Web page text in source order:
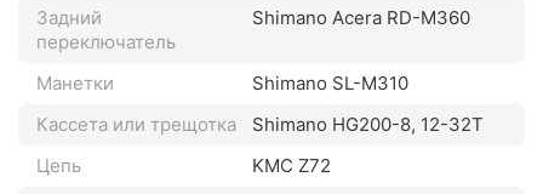
Задний
переключатель
Shimano Acera RD-M360
Манетки
Shimano SL-M310
Кассета или трещотка
Shimano HG200-8, 12-32Т
Цепь
KMC Z72